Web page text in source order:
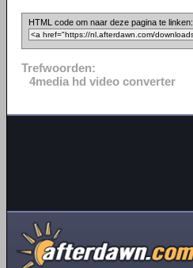
HTML code om naar deze pagina te linken:
Trefwoorden:
4media hd video converter